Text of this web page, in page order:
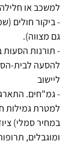
למשכב או
- ביקור חולים
גם מצווה).
- תורנות הסעות
להסעה לבית-
ליישוב
- גמ"חים.
למטרת גמילות
במחיר סמלי)
ומוגבלים,